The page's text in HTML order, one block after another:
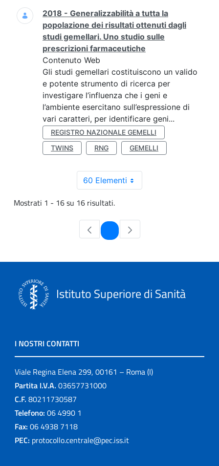
2018 - Generalizzabilità a tutta la
popolazione dei risultati ottenuti dagli
studi gemellari. Uno studio sulle
prescrizioni farmaceutiche
Contenuto Web
Gli studi gemellari costituiscono un valido
e potente strumento di ricerca per
investigare l’influenza che i geni e
l’ambiente esercitano sull’espressione di
vari caratteri, per identificare geni...
REGISTRO NAZIONALE GEMELLI
TWINS
RNG GEMELLI
60 Elementi
Mostrati 1 - 16 su 16 risultati.
Pagina
Istituto Superiore di Sanità
I NOSTRI CONTATTI
Viale Regina Elena 299, 00161 – Roma (I)
Partita I.V.A. 03657731000
C.F. 80211730587
Telefono: 06 4990 1
Fax: 06 4938 7118
PEC: protocollo.centrale@pec.iss.it